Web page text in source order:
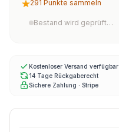
291 Punkte sammeln
Bestand wird geprüft…
Kostenloser Versand verfügbar
14 Tage Rückgaberecht
Sichere Zahlung · Stripe